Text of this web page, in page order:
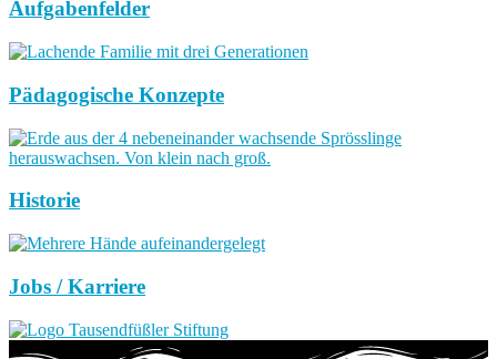
Aufgabenfelder
Pädagogische Konzepte
Historie
Jobs / Karriere